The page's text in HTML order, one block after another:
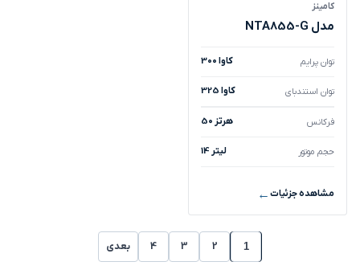
کامینز
مدل NTA855-G
توان پرایم 300 کاوا
توان استندبای 325 کاوا
فرکانس 50 هرتز
حجم موتور 14 لیتر
مشاهده جزئیات
1
2
3
4 بعدی